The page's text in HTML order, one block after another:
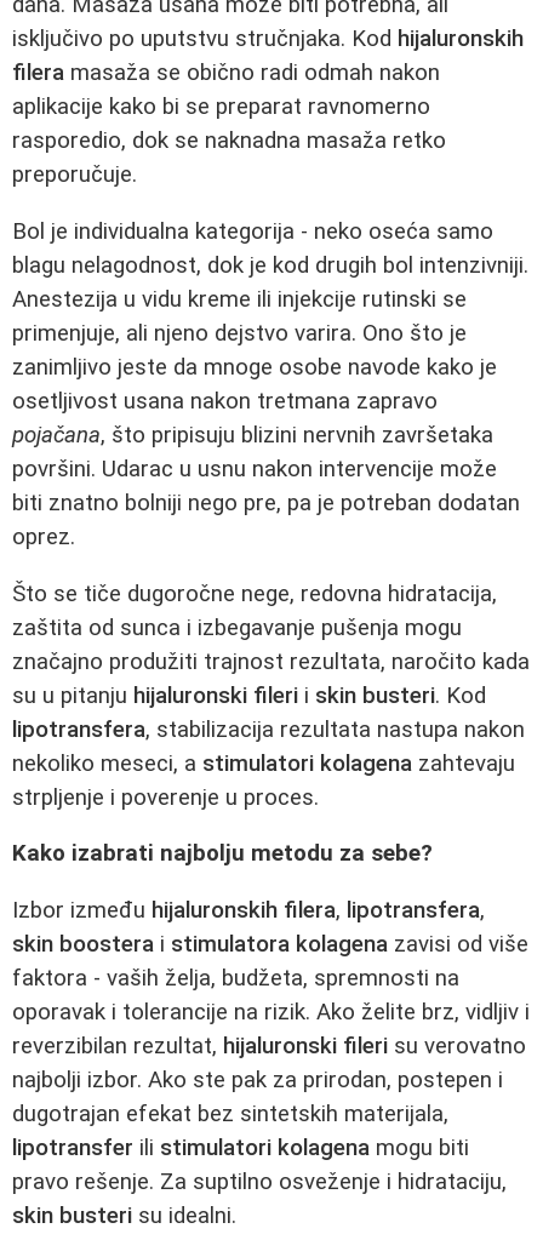
isključivo po uputstvu stručnjaka. Kod hijaluronskih
filera masaža se obično radi odmah nakon
aplikacije kako bi se preparat ravnomerno
rasporedio, dok se naknadna masaža retko
preporučuje.
Bol je individualna kategorija - neko oseća samo
blagu nelagodnost, dok je kod drugih bol intenzivniji.
Anestezija u vidu kreme ili injekcije rutinski se
primenjuje, ali njeno dejstvo varira. Ono što je
zanimljivo jeste da mnoge osobe navode kako je
osetljivost usana nakon tretmana zapravo
pojačana, što pripisuju blizini nervnih završetaka
površini. Udarac u usnu nakon intervencije može
biti znatno bolniji nego pre, pa je potreban dodatan
oprez.
Što se tiče dugoročne nege, redovna hidratacija,
zaštita od sunca i izbegavanje pušenja mogu
značajno produžiti trajnost rezultata, naročito kada
su u pitanju hijaluronski fileri i skin busteri. Kod
lipotransfera, stabilizacija rezultata nastupa nakon
nekoliko meseci, a stimulatori kolagena zahtevaju
strpljenje i poverenje u proces.
Kako izabrati najbolju metodu za sebe?
Izbor između hijaluronskih filera, lipotransfera,
skin boostera i stimulatora kolagena zavisi od više
faktora - vaših želja, budžeta, spremnosti na
oporavak i tolerancije na rizik. Ako želite brz, vidljiv i
reverzibilan rezultat, hijaluronski fileri su verovatno
najbolji izbor. Ako ste pak za prirodan, postepen i
dugotrajan efekat bez sintetskih materijala,
lipotransfer ili stimulatori kolagena mogu biti
pravo rešenje. Za suptilno osveženje i hidrataciju,
skin busteri su idealni.